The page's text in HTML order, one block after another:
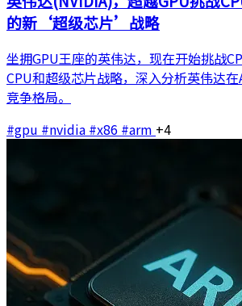
的新‘超级芯片’战略
坐拥GPU王座的英伟达，现在开始挑战
CPU和超级芯片战略，深入分析英伟达
竞争格局。
#gpu #nvidia #x86 #arm +4